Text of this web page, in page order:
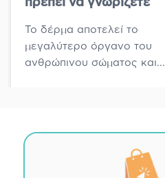
πρέπει να γνωρίζετε
Το δέρμα αποτελεί το
μεγαλύτερο όργανο του
ανθρώπινου σώματος και...